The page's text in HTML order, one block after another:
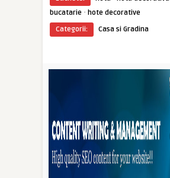
bucatarie · hote decorative
Categorii:
Casa si Gradina